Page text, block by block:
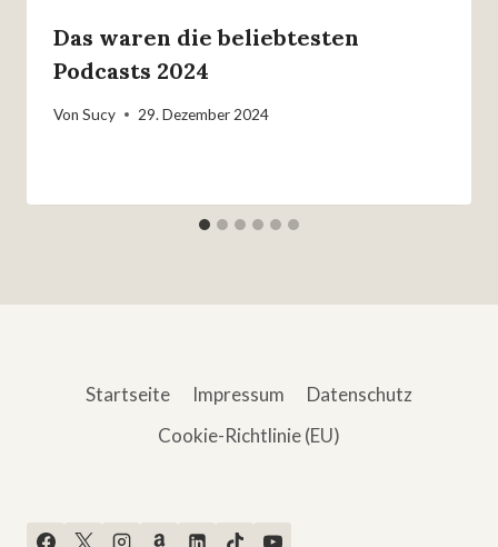
Das waren die beliebtesten
Podcasts 2024
Von Sucy 29. Dezember 2024
Startseite Impressum
Datenschutz
Cookie-Richtlinie (EU)